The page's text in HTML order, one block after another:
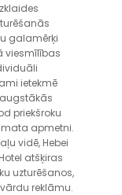
galamērķi
viesmīlības
ietekmē
priekšroku
apmetni.
vidē, Hebei
atšķiras
uzturēšanos,
reklāmu.